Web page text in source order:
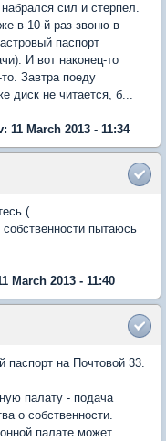
сил и стерпел.
в 10-й раз звоню в
паспорт
И вот наконец-то
Завтра поеду
диск не читается, б...
11 March 2013 - 11:34
(
пытаюсь
March 2013 - 11:40
паспорт на Почтовой 33.
палату - подача
о собственности.
палате может